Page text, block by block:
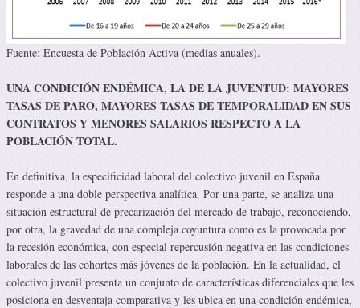
Fuente: Encuesta de Población Activa (medias anuales).
UNA CONDICIÓN ENDÉMICA, LA DE LA JUVENTUD: MAYORES
TASAS DE PARO, MAYORES TASAS DE TEMPORALIDAD EN SUS
CONTRATOS Y MENORES SALARIOS RESPECTO A LA
POBLACIÓN TOTAL.
En definitiva, la especificidad laboral del colectivo juvenil en España
responde a una doble perspectiva analítica. Por una parte, se analiza una
situación estructural de precarización del mercado de trabajo, reconociendo,
por otra, la gravedad de una compleja coyuntura como es la provocada por
la recesión económica, con especial repercusión negativa en las condiciones
laborales de las cohortes más jóvenes de la población. En la actualidad, el
colectivo juvenil presenta un conjunto de características diferenciales que les
posiciona en desventaja comparativa y les ubica en una condición endémica,